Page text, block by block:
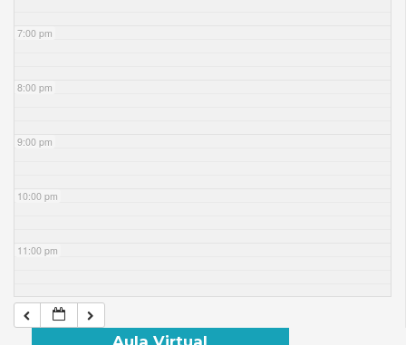
7:00 pm
8:00 pm
9:00 pm
10:00 pm
11:00 pm